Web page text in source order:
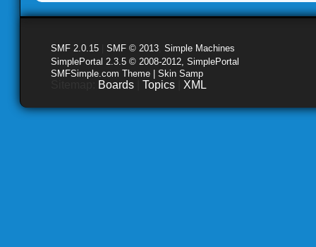
SMF 2.0.15 SMF © 2013 Simple Machines
SimplePortal 2.3.5 © 2008-2012, SimplePortal
SMFSimple.com Theme | Skin Samp
Boards Topics XML